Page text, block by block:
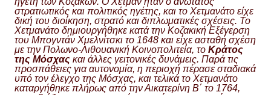
στρατιωτικός και πολιτικός ηγέτης, και το Χετμανάτο είχε
δική του διοίκηση, στρατό και διπλωματικές σχέσεις. Το
Χετμανάτο δημιουργήθηκε κατά την Κοζακική Εξέγερση
του Μπογντάν Χμελνίτσκι το 1648 και είχε ασταθή σχέση
με την Πολωνο-Λιθουανική Κοινοπολιτεία, το Κράτος
της Μόσχας και άλλες γειτονικές δυνάμεις. Παρά τις
προσπάθειες για αυτονομία, η περιοχή πέρασε σταδιακά
υπό τον έλεγχο της Μόσχας, και τελικά το Χετμανάτο
καταργήθηκε πλήρως από την Αικατερίνη Β΄ το 1764,